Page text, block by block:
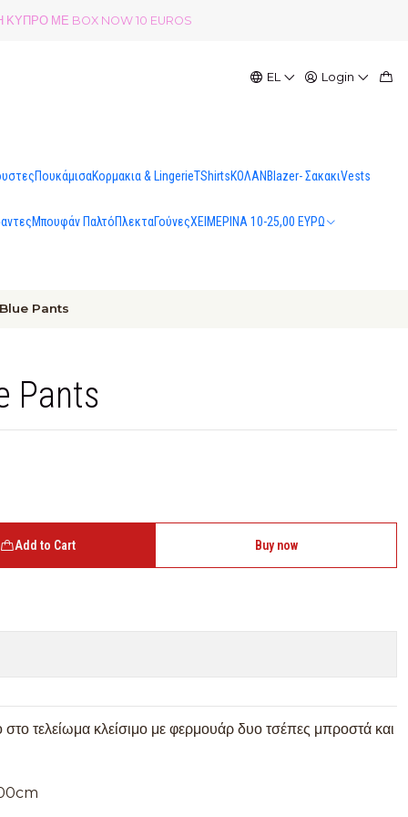
EL Login
ΠουκάμισαΚορμακια & LingerieTShirtsΚΟΛΑΝ Blazer- ΣακακιVests
Μπουφάν ΠαλτόΠλεκταΓούνεςΧΕΙΜΕΡΙΝΑ 10-25,00 ΕΥΡΩ
ΜΕ BOX NOW 10 EUROS
Pants
Pants
Add to Cart Buy now
στο τελείωμα κλείσιμο με φερμουάρ δυο τσέπες μπροστά και